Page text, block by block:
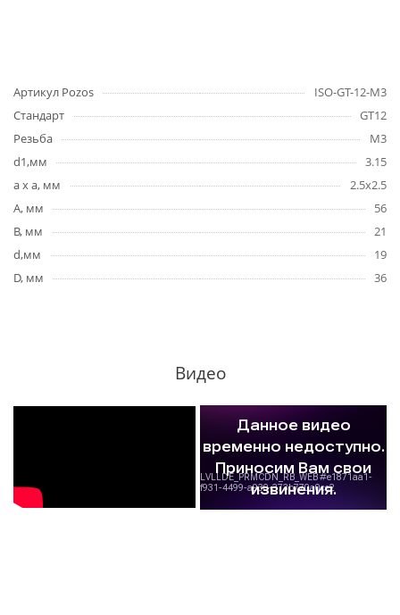
Артикул Pozos
ISO-GT-12-M3
Стандарт
GT12
Резьба
М3
d1,мм
3.15
a x a, мм
2.5x2.5
A, мм
56
B, мм
21
d,мм
19
D, мм
36
Видео